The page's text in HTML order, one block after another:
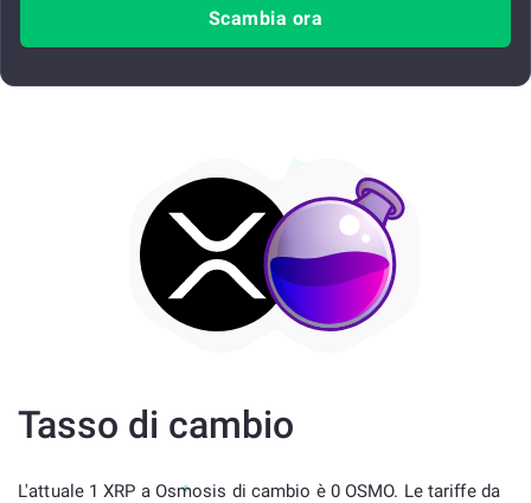
Scambia ora
Tasso di cambio
L'attuale 1 XRP a Osmosis di cambio è 0 OSMO. Le tariffe da